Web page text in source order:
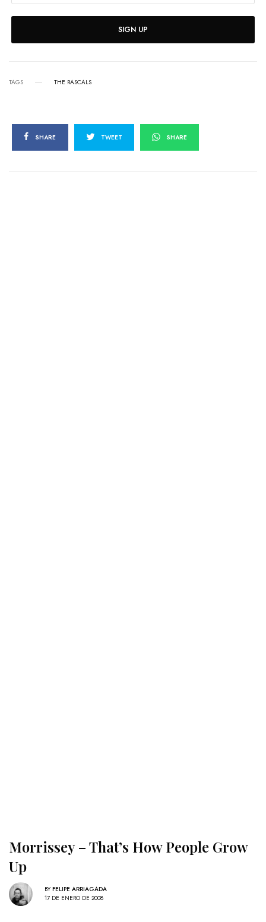
SIGN UP
TAGS THE RASCALS
SHARE TWEET SHARE
Morrissey – That’s How People Grow
Up
BY FELIPE ARRIAGADA
17 DE ENERO DE 2008